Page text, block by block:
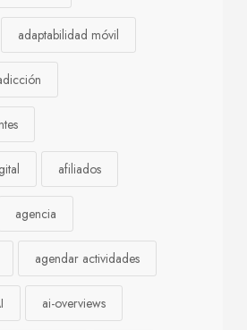
adaptabilidad móvil
afiliados
agencia
agendar actividades
ai-overviews